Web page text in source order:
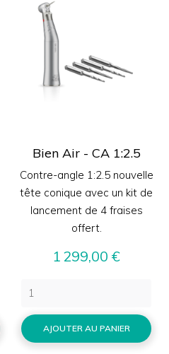
Bien Air - CA 1:2.5
Contre-angle 1:2.5 nouvelle
tête conique avec un kit de
lancement de 4 fraises
offert.
Prix
1 299,00 €
AJOUTER AU PANIER